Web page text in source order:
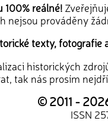
100% reálné!
nejsou prováděny
texty, fotografie
historických
tak nás prosím
© 2011 -
ISSN